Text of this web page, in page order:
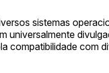
sistemas
compatibilidade